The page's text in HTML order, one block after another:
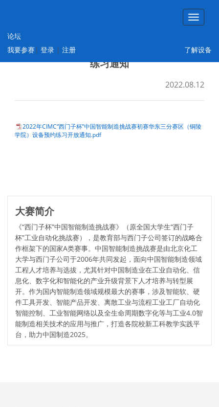
论坛
我要参赛| 登录 | 注册 了解设备
2022年第十六届“西门子杯”中国智能制造挑
战赛华东三赛区（铜陵学院）设备开放预约
练习通知
2022.08.12
2022年CIMC“西门子杯”中国智能制造挑战赛初赛华东三分赛区（铜陵
学院）设备预约练习开放通知.pdf
大赛简介
《“西门子杯”中国智能制造挑战赛》（原全国大学生“西门子
杯”工业自动化挑战赛），是教育部与西门子公司签订的战略合
作框架下的国家A类赛事。中国智能制造挑战赛是由北京化工
大学与西门子公司于2006年共同发起，面向中国智能制造领域
工程人才培养与选拔，尤其针对中国制造业在工业自动化、信
息化、数字化和智能化的产业升级背景下人才培养与转型展
开。作为国内智能制造领域规模最大的赛事，涉及智能软、硬
件工具开发、智能产品开发、离散工业与流程工业工厂自动化
智能控制、工业智能网络以及全生命周期数字化等与工业4.0智
能制造相关技术的应用与推广，打造各院校新工科教学实践平
台，助力中国制造2025。